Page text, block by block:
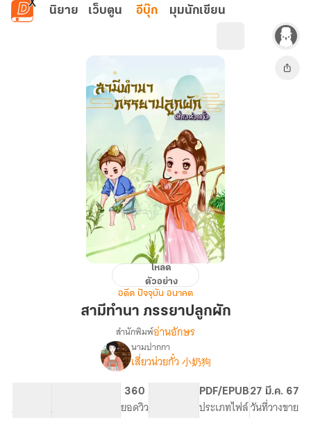
ข้ามไปยังเนื้อหาหลัก
นิยาย เว็บตูน อีบุ๊ก มุมนักเขียน
ภรรยา
โหลด
ตัวอย่าง
อดีต ปัจจุบัน อนาคต
สามีทำนา ภรรยาปลูกผัก
เรื่อง(E-
book)
สำนักพิมพ์อ่านอักษร
นามปากกา
เสี่ยวน่วยกั๋ว 小奶狗
จำนวนคำ จำนวนหน้า (A5)
360
ยอดวิวระดับเนื้อหา
PDF/EPUB
ประเภทไฟล์
27 มี.ค. 67
วันที่วางขาย